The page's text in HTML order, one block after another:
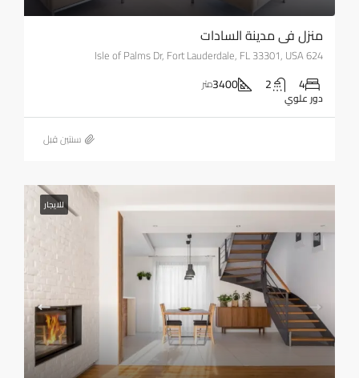
منزل في مدينة السادات
624 Isle of Palms Dr, Fort Lauderdale, FL 33301, USA
4
2
3400متر
دور علوي
‏سنتين قبل
للايجار